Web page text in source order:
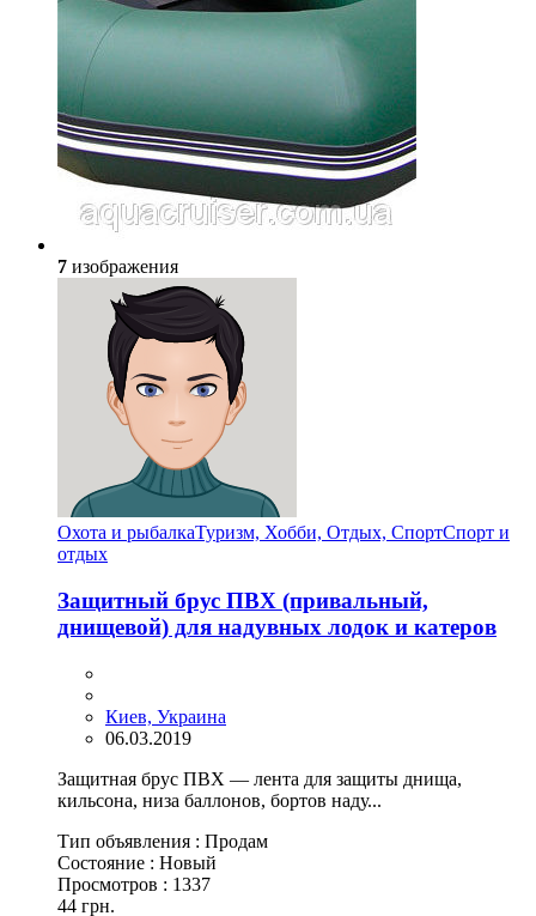
7 изображения
Охота и рыбалкаТуризм, Хобби, Отдых, СпортСпорт и
отдых
Защитный брус ПВХ (привальный,
днищевой) для надувных лодок и катеров
Киев, Украина
06.03.2019
Защитная брус ПВХ — лента для защиты днища,
кильсона, низа баллонов, бортов наду...
Тип объявления : Продам
Состояние : Новый
Просмотров : 1337
44 грн.